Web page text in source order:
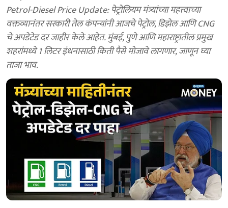
Petrol-Diesel Price Update: पेट्रोलियम मंत्र्यांच्या महत्त्वाच्या
वक्तव्यानंतर सरकारी तेल कंपन्यांनी आजचे पेट्रोल, डिझेल आणि CNG
चे अपडेटेड दर जाहीर केले आहेत. मुंबई, पुणे आणि महाराष्ट्रातील प्रमुख
शहरांमध्ये 1 लिटर इंधनासाठी किती पैसे मोजावे लागणार, जाणून घ्या
ताजा भाव.